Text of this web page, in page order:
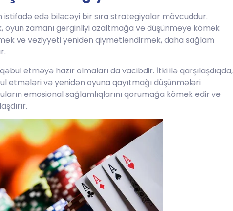
istifadə edə biləcəyi bir sıra strategiyalar mövcuddur.
zamanı gərginliyi azaltmağa və düşünməyə kömək
və vəziyyəti yenidən qiymətləndirmək, daha sağlam
etməyə hazır olmaları da vacibdir. İtki ilə qarşılaşdıqda,
etmələri və yenidən oyuna qayıtmağı düşünmələri
emosional sağlamlıqlarını qorumağa kömək edir və